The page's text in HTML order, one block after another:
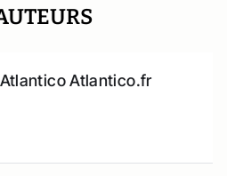
Atlantico.fr